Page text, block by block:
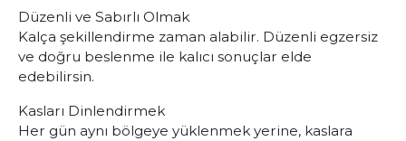
Düzenli ve Sabırlı Olmak
Kalça şekillendirme zaman alabilir. Düzenli egzersiz
ve doğru beslenme ile kalıcı sonuçlar elde
edebilirsin.
Kasları Dinlendirmek
Her gün aynı bölgeye yüklenmek yerine, kaslara